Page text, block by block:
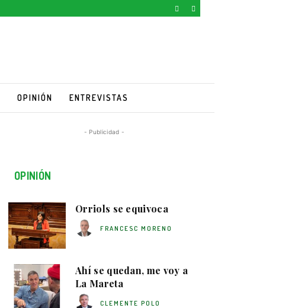
OPINIÓN ENTREVISTAS
- Publicidad -
OPINIÓN
Orriols se equivoca
FRANCESC MORENO
Ahí se quedan, me voy a
La Mareta
CLEMENTE POLO